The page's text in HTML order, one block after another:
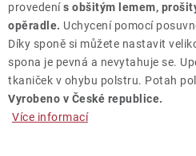
provedenís obšitým lemem,
opěradle. Uchycení pomocí
Díky sponě si můžete nastavit
spona je pevná a nevytahuje se.
tkaniček v ohybu polstru. Potah
Vyrobeno v České republice.
Více informací